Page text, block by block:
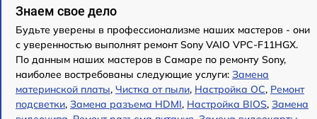
Знаем свое дело
Будьте уверены в профессионализме наших мастеров - они
с уверенностью выполнят ремонт Sony VAIO VPC-F11HGX.
По данным наших мастеров в Самаре по ремонту Sony,
наиболее востребованы следующие услуги: Замена
материнской платы, Чистка от пыли, Настройка ОС, Ремонт
подсветки, Замена разъема HDMI, Настройка BIOS, Замена